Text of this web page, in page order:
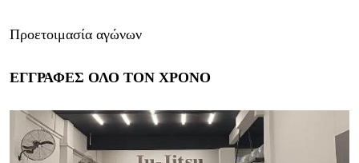
Προετοιμασία αγώνων
ΕΓΓΡΑΦΕΣ ΟΛΟ ΤΟΝ ΧΡΟΝΟ